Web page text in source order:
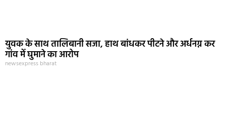
युवक के साथ तालिबानी सजा, हाथ बांधकर पीटने और अर्धनग्न कर
गांव में घुमाने का आरोप
newsexpress bharat